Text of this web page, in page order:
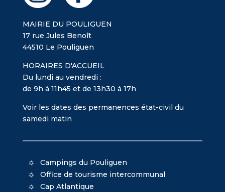
MAIRIE DU POULIGUEN
17 rue Jules Benoît
44510 Le Pouliguen
HORAIRES D'ACCUEIL
Du lundi au vendredi :
de 9h à 11h45 et de 13h30 à 17h
Voir les dates des permanences état-civil du
samedi matin
Campings du Pouliguen
Office de tourisme intercommunal
Cap Atlantique